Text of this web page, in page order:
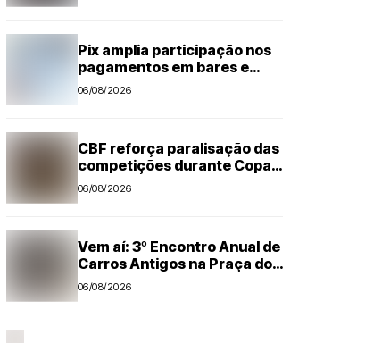
Pix amplia participação nos
pagamentos em bares e
restaurantes
06/08/2026
CBF reforça paralisação das
competições durante Copa
Feminina em 2027
06/08/2026
Vem aí: 3º Encontro Anual de
Carros Antigos na Praça dos
Três Poderes em Nova
06/08/2026